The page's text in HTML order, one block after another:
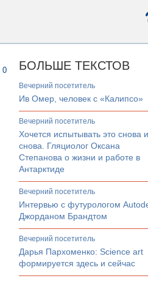
0 БОЛЬШЕ ТЕКСТОВ
вечерний посетитель
Ив Омер, человек с «Калипсо»
вечерний посетитель
Хочется испытывать это снова и
снова. Гляциолог Оксана
Степанова о жизни и работе в
Антарктиде
вечерний посетитель
Интервью с футурологом
Джорданом Брандтом
вечерний посетитель
Дарья Пархоменко: Science art
формируется здесь и сейчас